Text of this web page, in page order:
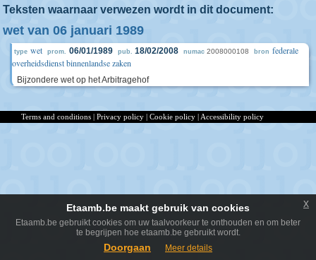
Teksten waarnaar verwezen wordt in dit document:
wet van 06 januari 1989
type wet prom. 06/01/1989 pub. 18/02/2008 numac 2008000108 bron federale
overheidsdienst binnenlandse zaken
Bijzondere wet op het Arbitragehof
Terms and conditions | Privacy policy | Cookie policy | Accessibility policy
Etaamb.be maakt gebruik van cookies
Etaamb.be gebruikt cookies om uw taalvoorkeur te onthouden en om beter
te begrijpen hoe etaamb.be gebruikt wordt.
Doorgaan Meer details
x